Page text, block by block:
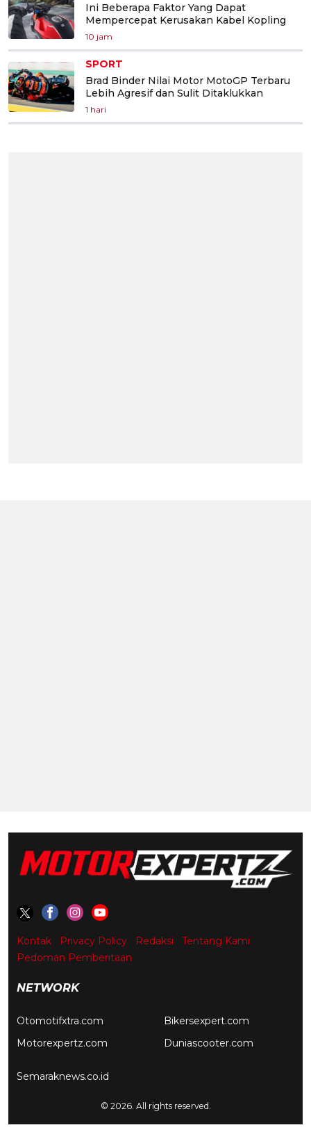
Ini Beberapa Faktor Yang Dapat
Mempercepat Kerusakan Kabel Kopling
10 jam
SPORT
Brad Binder Nilai Motor MotoGP Terbaru
Lebih Agresif dan Sulit Ditaklukkan
1 hari
Kontak Privacy Policy Redaksi
Tentang Kami
Pedoman Pemberitaan
NETWORK
Otomotifxtra.com
Motorexpertz.com
Bikersexpert.com
Duniascooter.com
Semaraknews.co.id
© 2026. All rights reserved.